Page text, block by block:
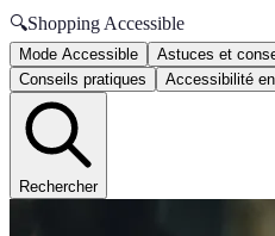
🔍Shopping Accessible
Mode Accessible Astuces et
Conseils pratiques
Accessibilité
Rechercher